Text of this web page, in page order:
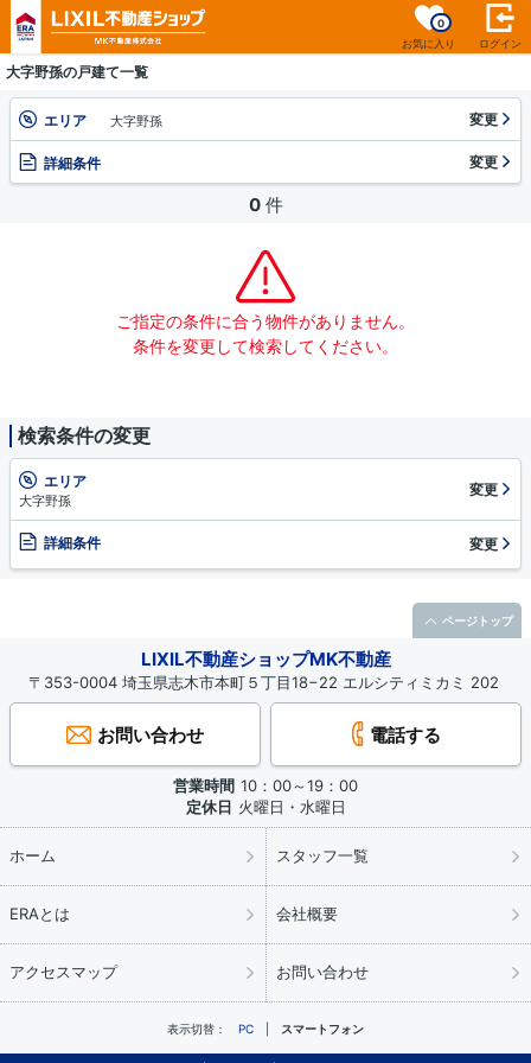
お気に入り
0
ログイン
大字野孫の戸建て一覧
エリア 大字野孫 変更
詳細条件 変更
0 件
ご指定の条件に合う物件がありません。
条件を変更して検索してください。
検索条件の変更
エリア
大字野孫
変更
詳細条件 変更
LIXIL不動産ショップMK不動産
〒353-0004 埼玉県志木市本町５丁目18−22 エルシティミカミ 202
お問い合わせ 電話する
営業時間 10：00～19：00
定休日 火曜日・水曜日
ホーム スタッフ一覧
ERAとは 会社概要
アクセスマップ お問い合わせ
表示切替： PC スマートフォン
ページトップ